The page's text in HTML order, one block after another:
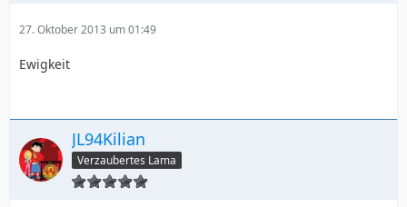
27. Oktober 2013 um 01:49
Ewigkeit
JL94Kilian
Verzaubertes Lama